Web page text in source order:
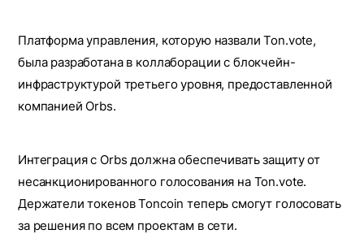
Платформа управления, которую назвали Ton.vote,
была разработана в коллаборации с блокчейн-
инфраструктурой третьего уровня, предоставленной
компанией Orbs.
Интеграция с Orbs должна обеспечивать защиту от
несанкционированного голосования на Ton.vote.
Держатели токенов Toncoin теперь смогут голосовать
за решения по всем проектам в сети.